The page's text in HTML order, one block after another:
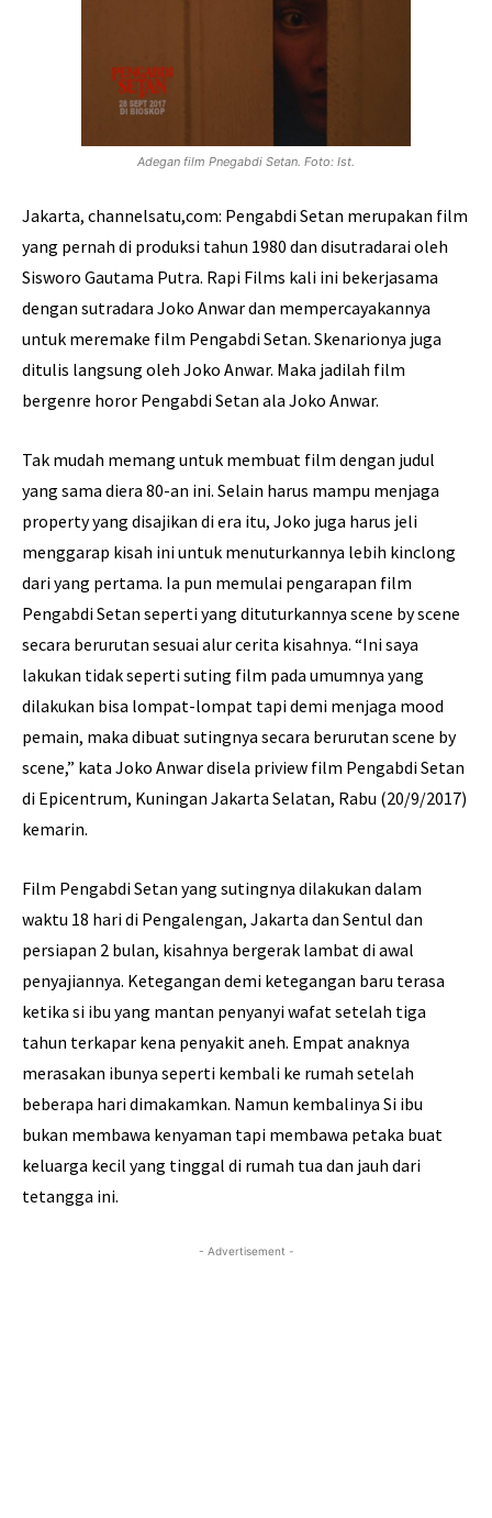
Adegan film Pnegabdi Setan. Foto: Ist.
Jakarta, channelsatu,com: Pengabdi Setan merupakan film
yang pernah di produksi tahun 1980 dan disutradarai oleh
Sisworo Gautama Putra. Rapi Films kali ini bekerjasama
dengan sutradara Joko Anwar dan mempercayakannya
untuk meremake film Pengabdi Setan. Skenarionya juga
ditulis langsung oleh Joko Anwar. Maka jadilah film
bergenre horor Pengabdi Setan ala Joko Anwar.
Tak mudah memang untuk membuat film dengan judul
yang sama diera 80-an ini. Selain harus mampu menjaga
property yang disajikan di era itu, Joko juga harus jeli
menggarap kisah ini untuk menuturkannya lebih kinclong
dari yang pertama. Ia pun memulai pengarapan film
Pengabdi Setan seperti yang dituturkannya scene by scene
secara berurutan sesuai alur cerita kisahnya. “Ini saya
lakukan tidak seperti suting film pada umumnya yang
dilakukan bisa lompat-lompat tapi demi menjaga mood
pemain, maka dibuat sutingnya secara berurutan scene by
scene,” kata Joko Anwar disela priview film Pengabdi Setan
di Epicentrum, Kuningan Jakarta Selatan, Rabu (20/9/2017)
kemarin.
Film Pengabdi Setan yang sutingnya dilakukan dalam
waktu 18 hari di Pengalengan, Jakarta dan Sentul dan
persiapan 2 bulan, kisahnya bergerak lambat di awal
penyajiannya. Ketegangan demi ketegangan baru terasa
ketika si ibu yang mantan penyanyi wafat setelah tiga
tahun terkapar kena penyakit aneh. Empat anaknya
merasakan ibunya seperti kembali ke rumah setelah
beberapa hari dimakamkan. Namun kembalinya Si ibu
bukan membawa kenyaman tapi membawa petaka buat
keluarga kecil yang tinggal di rumah tua dan jauh dari
tetangga ini.
- Advertisement -